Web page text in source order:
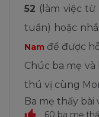
52 (làm việc
tuần) hoặc
Nam để được
Chúc ba mẹ
thú vị cùng
Ba mẹ thấy
60 ba mẹ